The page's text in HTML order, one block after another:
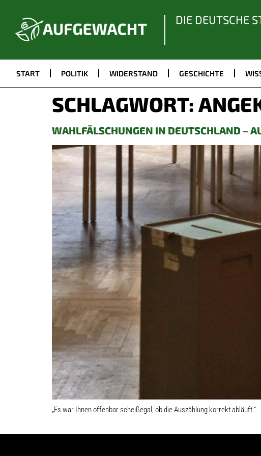
DIE DEUTSCHE
START POLITIK WIDERSTAND GESCHICHTE
SCHLAGWORT:
WAHLFÄLSCHUNGEN IN DEUTSCHLAND –
„Es war Ihnen offenbar scheißegal, ob die Auszählung korrekt abläuft.“